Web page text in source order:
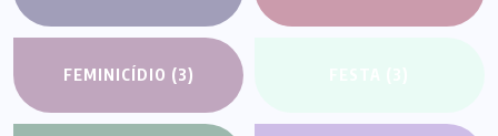
FEMINICÍDIO (3)